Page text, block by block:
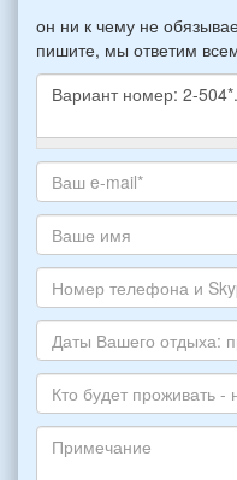
он ни к чему не
пишите, мы ответим
Какое
жилье
хотите
снять,
укажите
пожалуйста
НОМЕР
варианта:
*
Ваш
адрес
электронной
почты
*
Ваше
имя
Номер
телефона
и
Skype
Даты
Вашего
отдыха:
прибытия
Кто
будет